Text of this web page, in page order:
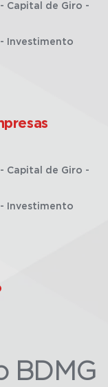
Capital de Giro -
- Investimento
Capital de Giro -
- Investimento
BDMG